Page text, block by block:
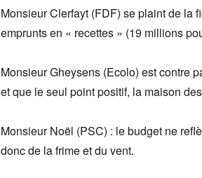
Monsieur Clerfayt (FDF) se plaint de la
emprunts en « recettes » (19 millions
Monsieur Gheysens (Ecolo) est contre
et que le seul point positif, la maison
Monsieur Noël (PSC) : le budget ne
donc de la frime et du vent.